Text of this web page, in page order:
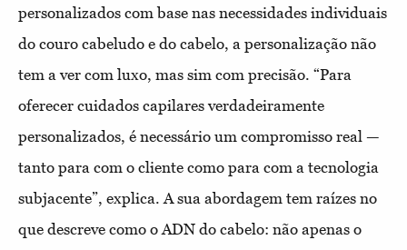
personalizados com base nas necessidades individuais
do couro cabeludo e do cabelo, a personalização não
tem a ver com luxo, mas sim com precisão. “Para
oferecer cuidados capilares verdadeiramente
personalizados, é necessário um compromisso real —
tanto para com o cliente como para com a tecnologia
subjacente”, explica. A sua abordagem tem raízes no
que descreve como o ADN do cabelo: não apenas o